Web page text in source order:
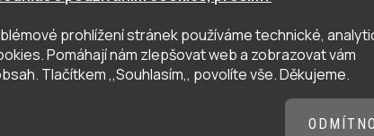
prohlížení stránek používáme technické,
Pomáhají nám zlepšovat web a zobrazovat vám
Tlačítkem ,,Souhlasím,, povolíte vše. Děkujeme.